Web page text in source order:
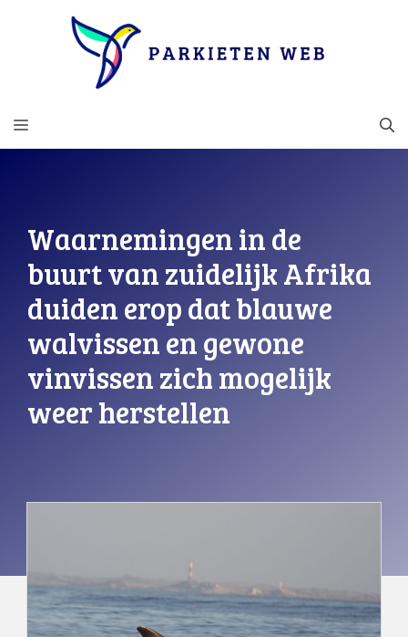
MENU
Waarnemingen in de
buurt van zuidelijk Afrika
duiden erop dat blauwe
walvissen en gewone
vinvissen zich mogelijk
weer herstellen